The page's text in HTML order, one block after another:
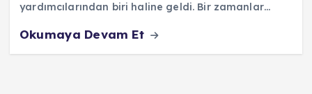
yardımcılarından biri haline geldi. Bir zamanlar…
Okumaya Devam Et